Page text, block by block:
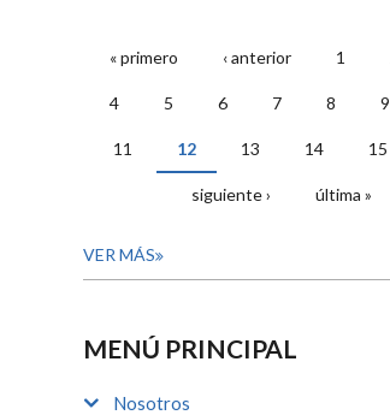
PÁGINAS
« primero ‹ anterior 1
4 5 6 7 8 9
11 12 13 14 15
siguiente › última »
VER MÁS
MENÚ PRINCIPAL
Nosotros